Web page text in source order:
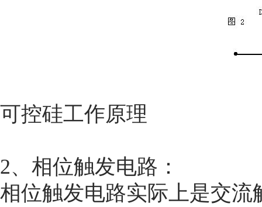
可控硅工作原理
2、相位触发电路：
相位触发电路实际上是交